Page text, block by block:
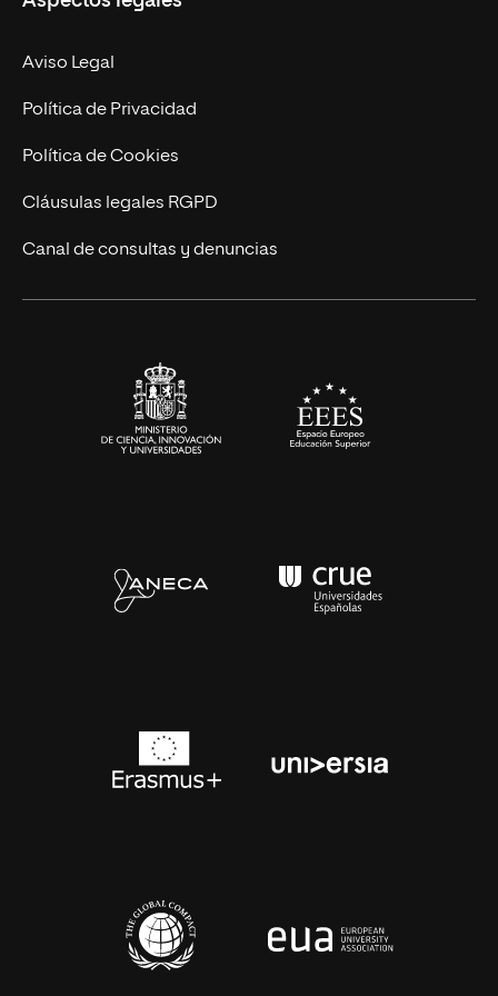
Doctorados
Experto Universitario
Postgrados
Cursos Universitarios
Facultades
Nuestro Equipo
Trabaja en UNIR
Actualidad
UNIR Revista
Eventos
Aviso Legal
Política de Privacidad
Política de Cookies
Cláusulas legales RGPD
Canal de consultas y denuncias